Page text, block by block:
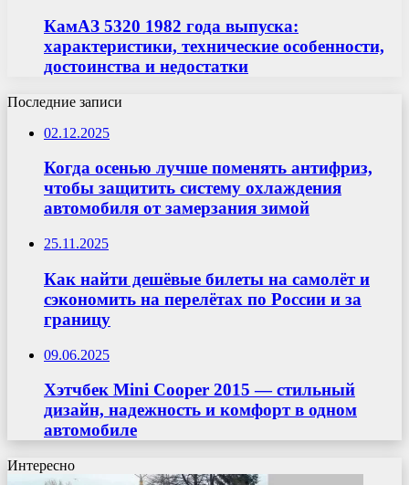
КамАЗ 5320 1982 года выпуска:
характеристики, технические особенности,
достоинства и недостатки
Последние записи
02.12.2025
Когда осенью лучше поменять антифриз,
чтобы защитить систему охлаждения
автомобиля от замерзания зимой
25.11.2025
Как найти дешёвые билеты на самолёт и
сэкономить на перелётах по России и за
границу
09.06.2025
Хэтчбек Mini Cooper 2015 — стильный
дизайн, надежность и комфорт в одном
автомобиле
Интересно